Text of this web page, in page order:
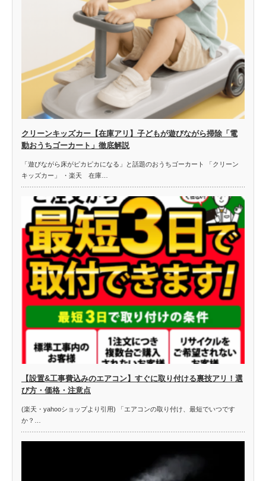
クリーンキッズカー【在庫アリ】子どもが遊びながら掃除「電
動おうちゴーカート」徹底解説
「遊びながら床がピカピカになる」と話題のおうちゴーカート 「クリーン
キッズカー」 ・楽天 在庫…
【設置&工事費込みのエアコン】すぐに取り付ける裏技アリ！選
び方・価格・注意点
(楽天・yahooショップより引用) 「エアコンの取り付け、最短でいつです
か？…